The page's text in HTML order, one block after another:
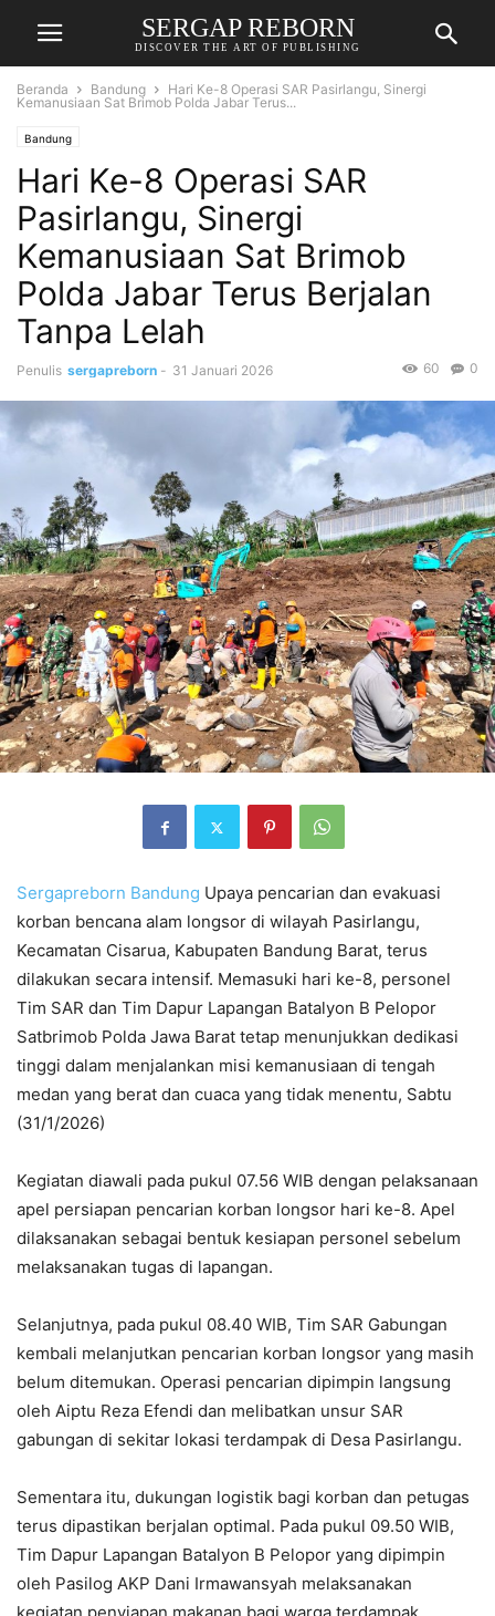
SERGAP REBORN
DISCOVER THE ART OF PUBLISHING
Beranda Bandung
Hari Ke-8 Operasi SAR Pasirlangu, Sinergi
Kemanusiaan Sat Brimob Polda Jabar Terus...
Bandung
Hari Ke-8 Operasi SAR
Pasirlangu, Sinergi
Kemanusiaan Sat Brimob
Polda Jabar Terus Berjalan
Tanpa Lelah
Penulis sergapreborn - 31 Januari 2026 0
60
Sergapreborn Bandung Upaya pencarian dan evakuasi
korban bencana alam longsor di wilayah Pasirlangu,
Kecamatan Cisarua, Kabupaten Bandung Barat, terus
dilakukan secara intensif. Memasuki hari ke-8, personel
Tim SAR dan Tim Dapur Lapangan Batalyon B Pelopor
Satbrimob Polda Jawa Barat tetap menunjukkan dedikasi
tinggi dalam menjalankan misi kemanusiaan di tengah
medan yang berat dan cuaca yang tidak menentu, Sabtu
(31/1/2026)
Kegiatan diawali pada pukul 07.56 WIB dengan pelaksanaan
apel persiapan pencarian korban longsor hari ke-8. Apel
dilaksanakan sebagai bentuk kesiapan personel sebelum
melaksanakan tugas di lapangan.
Selanjutnya, pada pukul 08.40 WIB, Tim SAR Gabungan
kembali melanjutkan pencarian korban longsor yang masih
belum ditemukan. Operasi pencarian dipimpin langsung
oleh Aiptu Reza Efendi dan melibatkan unsur SAR
gabungan di sekitar lokasi terdampak di Desa Pasirlangu.
Sementara itu, dukungan logistik bagi korban dan petugas
terus dipastikan berjalan optimal. Pada pukul 09.50 WIB,
Tim Dapur Lapangan Batalyon B Pelopor yang dipimpin
oleh Pasilog AKP Dani Irmawansyah melaksanakan